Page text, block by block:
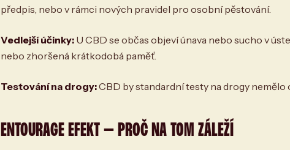
předpis, nebo v rámci nových pravidel pro osobní pěstování.
Vedlejší účinky: U CBD se občas objeví únava nebo sucho v
nebo zhoršená krátkodobá paměť.
Testování na drogy:CBD by standardní testy na drogy
ENTOURAGE EFEKT — PROČ NA TOM ZÁLEŽÍ